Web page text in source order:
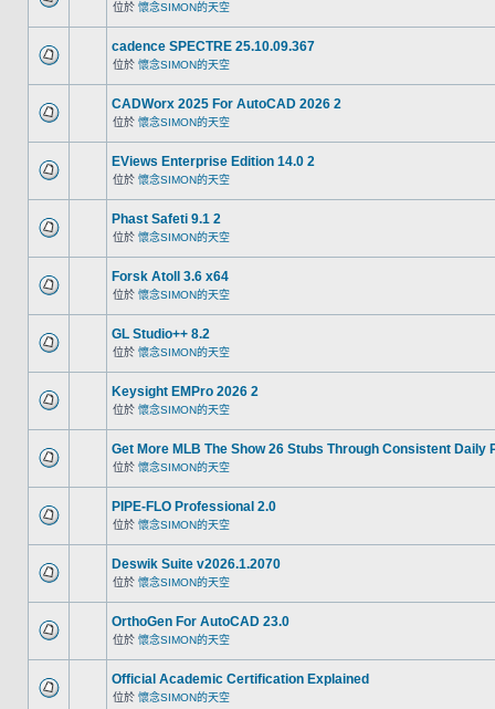
位於 懷念SIMON的天空
cadence SPECTRE 25.10.09.367
位於 懷念SIMON的天空
CADWorx 2025 For AutoCAD 2026 2
位於 懷念SIMON的天空
EViews Enterprise Edition 14.0 2
位於 懷念SIMON的天空
Phast Safeti 9.1 2
位於 懷念SIMON的天空
Forsk Atoll 3.6 x64
位於 懷念SIMON的天空
GL Studio++ 8.2
位於 懷念SIMON的天空
Keysight EMPro 2026 2
位於 懷念SIMON的天空
Get More MLB The Show 26 Stubs Through Consistent Daily
位於 懷念SIMON的天空
PIPE-FLO Professional 2.0
位於 懷念SIMON的天空
Deswik Suite v2026.1.2070
位於 懷念SIMON的天空
OrthoGen For AutoCAD 23.0
位於 懷念SIMON的天空
Official Academic Certification Explained
位於 懷念SIMON的天空